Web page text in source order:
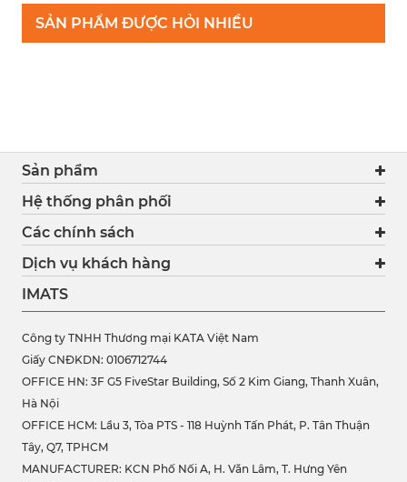
SẢN PHẨM ĐƯỢC HỎI NHIỀU
Sản phẩm
Hệ thống phân phối
Các chính sách
Dịch vụ khách hàng
IMATS
Công ty TNHH Thương mại KATA Việt Nam
Giấy CNĐKDN: 0106712744
OFFICE HN: 3F G5 FiveStar Building, Số 2 Kim Giang, Thanh Xuân,
Hà Nội
OFFICE HCM: Lầu 3, Tòa PTS - 118 Huỳnh Tấn Phát, P. Tân Thuận
Tây, Q7, TPHCM
MANUFACTURER: KCN Phố Nối A, H. Văn Lâm, T. Hưng Yên